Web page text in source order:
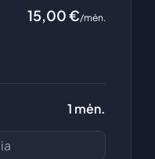
15,00€/mėn.
1 mėn.